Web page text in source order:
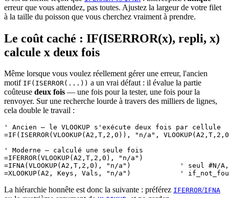
erreur que vous attendez, pas toutes. Ajustez la largeur de votre filet
à la taille du poisson que vous cherchez vraiment à prendre.
Le coût caché : IF(ISERROR(x), repli, x)
calcule x deux fois
Même lorsque vous voulez réellement gérer une erreur, l'ancien
motif IF(ISERROR(...)) a un vrai défaut : il évalue la partie
coûteuse deux fois — une fois pour la tester, une fois pour la
renvoyer. Sur une recherche lourde à travers des milliers de lignes,
cela double le travail :
' Ancien — le VLOOKUP s'exécute deux fois par cellule
=IF(ISERROR(VLOOKUP(A2,T,2,0)), "n/a",
' Moderne — calculé une seule fois
=IFERROR(VLOOKUP(A2,T,2,0), "n/a")
=IFNA(VLOOKUP(A2,T,2,0), "n/a")            ' seul #N/
La hiérarchie honnête est donc la suivante : préférez IFERROR/IFNA